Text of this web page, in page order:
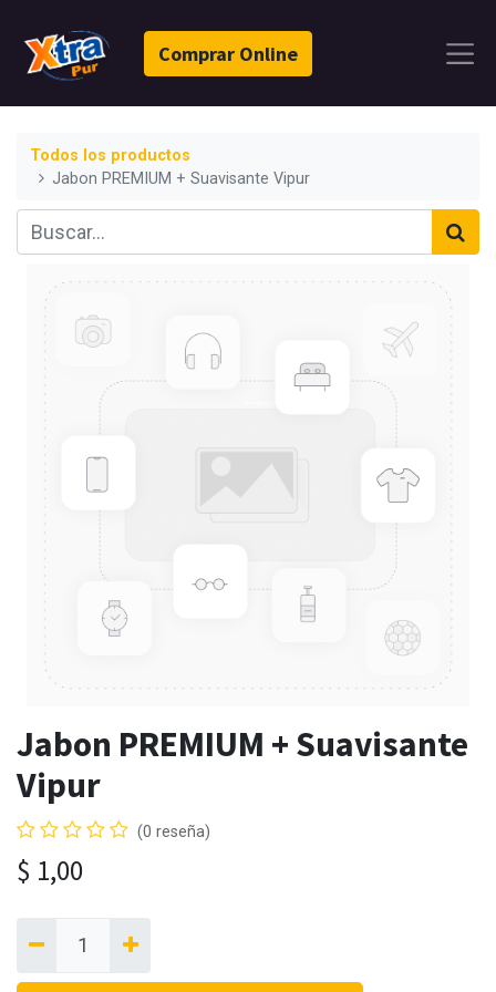
Comprar Online
Todos los productos
Jabon PREMIUM + Suavisante Vipur
Jabon PREMIUM + Suavisante
Vipur
(0 reseña)
$ 1,00